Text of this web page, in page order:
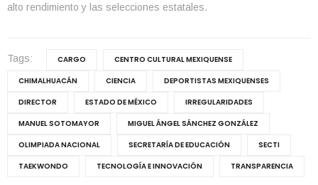
alto rendimiento y las selecciones estatales.
Tags: CARGO
CENTRO CULTURAL MEXIQUENSE
CHIMALHUACÁN
CIENCIA
DEPORTISTAS MEXIQUENSES
DIRECTOR
ESTADO DE MÉXICO
IRREGULARIDADES
MANUEL SOTOMAYOR
MIGUEL ÁNGEL SÁNCHEZ GONZÁLEZ
OLIMPIADA NACIONAL
SECRETARÍA DE EDUCACIÓN
SECTI
TAEKWONDO
TECNOLOGÍA E INNOVACIÓN TRANSPARENCIA